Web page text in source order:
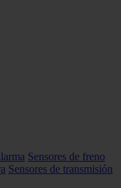
Sensores de freno
Sensores de transmisión